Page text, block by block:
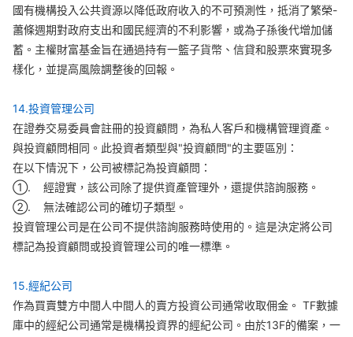
國有機構投入公共資源以降低政府收入的不可預測性，抵消了繁榮-
蕭條週期對政府支出和國民經濟的不利影響，或為子孫後代增加儲
蓄。主權財富基金旨在通過持有一籃子貨幣、信貸和股票來實現多
樣化，並提高風險調整後的回報。
14.投資管理公司
在證券交易委員會註冊的投資顧問，為私人客戶和機構管理資產。
與投資顧問相同。此投資者類型與"投資顧問"的主要區別：
在以下情況下，公司被標記為投資顧問：
①. 經證實，該公司除了提供資產管理外，還提供諮詢服務。
②. 無法確認公司的確切子類型。
投資管理公司是在公司不提供諮詢服務時使用的。這是決定將公司
標記為投資顧問或投資管理公司的唯一標準。
15.經紀公司
作為買賣雙方中間人中間人的賣方投資公司通常收取佣金。 TF數據
庫中的經紀公司通常是機構投資界的經紀公司。由於13F的備案，一